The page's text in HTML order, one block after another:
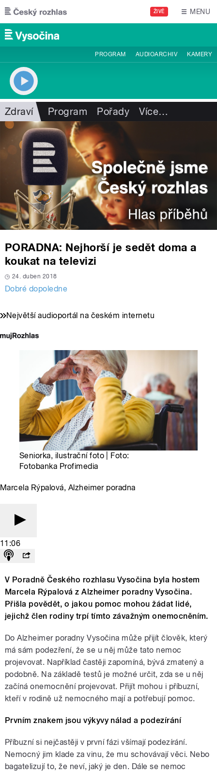
Přejít k hlavnímu obsahu
ŽIVĚ MENU
PROGRAM AUDIOARCHIV KAMERY
Zdraví Program Pořady Více…
PORADNA: Nejhorší je sedět doma a
koukat na televizi
24. duben 2018
Dobré dopoledne
Největší audioportál na českém internetu
Seniorka, ilustrační foto | Foto:
Fotobanka Profimedia
Marcela Rýpalová, Alzheimer poradna
11:06
V Poradně Českého rozhlasu Vysočina byla hostem
Marcela Rýpalová z Alzheimer poradny Vysočina.
Přišla povědět, o jakou pomoc mohou žádat lidé,
jejichž člen rodiny trpí tímto závažným onemocněním.
Do Alzheimer poradny Vysočina může přijít člověk, který
má sám podezření, že se u něj může tato nemoc
projevovat. Například častěji zapomíná, bývá zmatený a
podobně. Na základě testů je možné určit, zda se u něj
začíná onemocnění projevovat. Přijít mohou i příbuzní,
kteří v rodině už nemocného mají a potřebují pomoc.
Prvním znakem jsou výkyvy nálad a podezírání
Příbuzní si nejčastěji v první fázi všímají podezírání.
Nemocný jim klade za vinu, že mu schovávají věci. Nebo
bagatelizují to, že neví, jaký je den. Dále se nemoc